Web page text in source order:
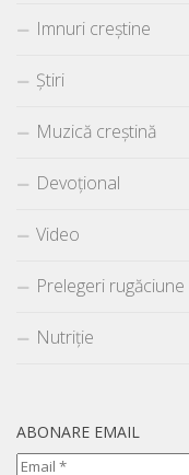
Imnuri creștine
Știri
Muzică creștină
Devoțional
Video
Prelegeri rugăciune
Nutriție
ABONARE EMAIL